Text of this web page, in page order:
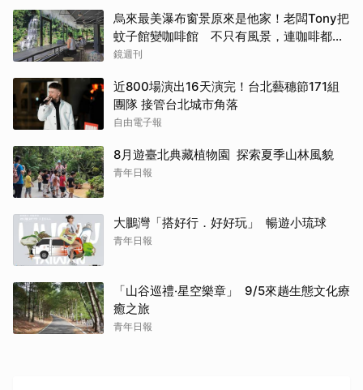
烏來最美瀑布窗景原來是他家！老闆Tony把
蚊子館變咖啡館 不只有風景，連咖啡都好
喝到讓人想再來
鏡週刊
近800場演出16天演完！台北藝穗節171組
團隊 接管台北城市角落
自由電子報
8月遊臺北典藏植物園 探索夏季山林風貌
青年日報
大鵬灣「搭好行．好好玩」 暢遊小琉球
青年日報
「山谷巡禮‧星空樂章」 9/5來趟生態文化療
癒之旅
青年日報